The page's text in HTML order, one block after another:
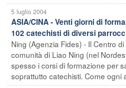
5 luglio 2004
ASIA/CINA - Venti giorni di
102 catechisti di diversi
Ning (Agenzia Fides) - Il Centro
comunità di Liao Ning (nel
spesso i corsi di formazione per
soprattutto catechisti. Come ogni